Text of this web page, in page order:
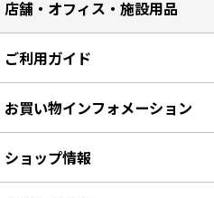
店舗・オフィス・施設用品
ご利用ガイド
お買い物インフォメーション
ショップ情報